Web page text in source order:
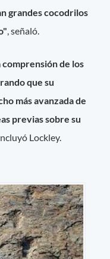
grandes cocodrilos
, señaló.
de los
que su
más avanzada de
previas sobre su
Lockley.